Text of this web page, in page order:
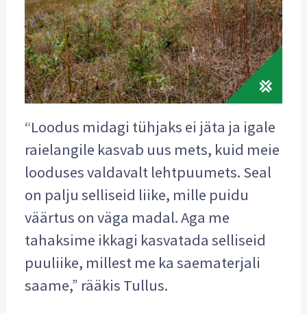
“Loodus midagi tühjaks ei jäta ja igale
raielangile kasvab uus mets, kuid meie
looduses valdavalt lehtpuumets. Seal
on palju selliseid liike, mille puidu
väärtus on väga madal. Aga me
tahaksime ikkagi kasvatada selliseid
puuliike, millest me ka saematerjali
saame,” rääkis Tullus.